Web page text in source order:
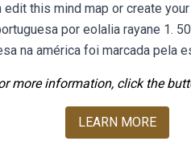
this mind map or create
por eolalia rayane 1.
na américa foi marcada pela
more information, click the
LEARN MORE